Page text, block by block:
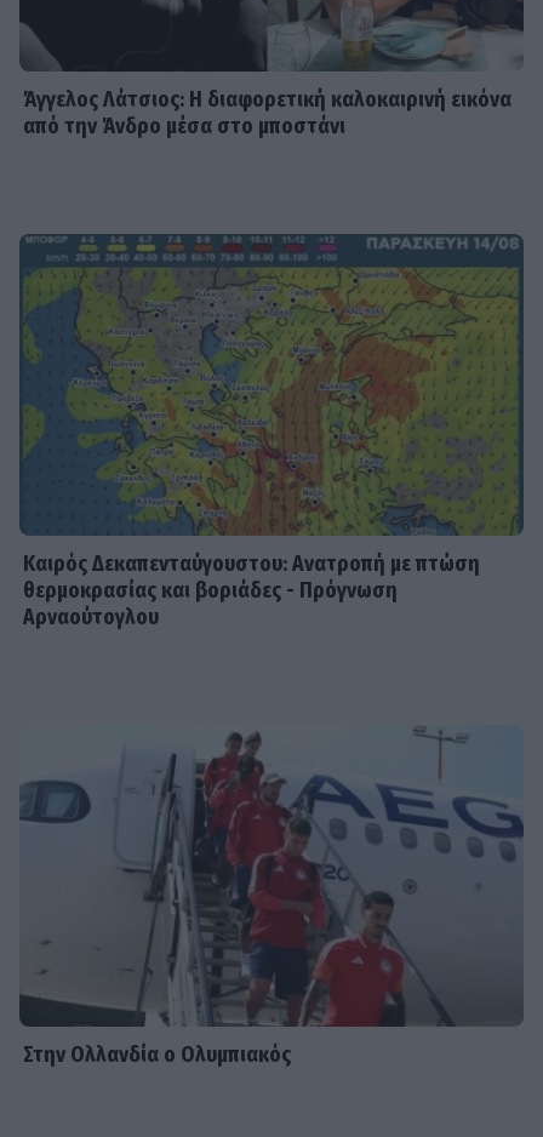
Άγγελος Λάτσιος: Η διαφορετική καλοκαιρινή εικόνα
από την Άνδρο μέσα στο μποστάνι
Καιρός Δεκαπενταύγουστου: Ανατροπή με πτώση
θερμοκρασίας και βοριάδες - Πρόγνωση
Αρναούτογλου
Στην Ολλανδία ο Ολυμπιακός